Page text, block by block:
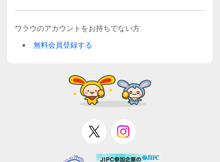
ワラウのアカウントをお持ちでない方
無料会員登録する